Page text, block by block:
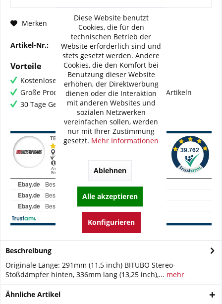
Merken Fragen zum Artikel?
Artikel-Nr.: BI-HD029-WMT02V2
Vorteile
Kostenloser Versand ab € 60,- Bestellwert
Große Produktauswahl mit mehr als 80.000 Artikeln
30 Tage Geld-Zurück-Garantie
Beschreibung
Originale Länge: 291mm (11,5 inch) BITUBO Stereo-
Stoßdämpfer hinten, 336mm lang (13,25 inch),... mehr
Ähnliche Artikel
Diese Website benutzt
Cookies, die für den
technischen Betrieb der
Website erforderlich sind und
stets gesetzt werden. Andere
Cookies, die den Komfort bei
Benutzung dieser Website
erhöhen, der Direktwerbung
dienen oder die Interaktion
mit anderen Websites und
sozialen Netzwerken
vereinfachen sollen, werden
nur mit Ihrer Zustimmung
gesetzt. Mehr Informationen
Ablehnen
Alle akzeptieren
Konfigurieren